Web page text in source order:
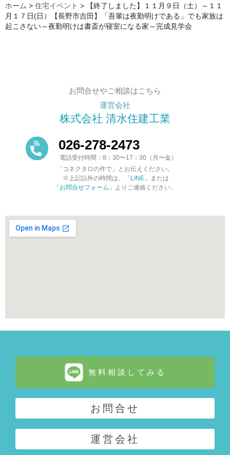
ホーム > 住宅イベント >
【終了しました】１１月９日（土）～１１
月１７日(日）【長野市吉田】「吾輩は夜勤明けである」でも家族は
起こさない～夜勤明けは書斎が寝室になる家～完成見学会
お問合せやご相談はこちら
運営会社
株式会社 清水住建工業
026-278-2473
電話受付時間：8：30〜17：30（月〜金）
「コネクタロの件で」とお伝えください。
※上記以外の時間は、「 LINE 」または
「 お問合せフォーム 」よりご連絡ください。
無料相談してみる
お問合せ
運営会社